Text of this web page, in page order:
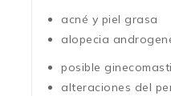
acné y piel grasa
alopecia
posible
alteraciones del